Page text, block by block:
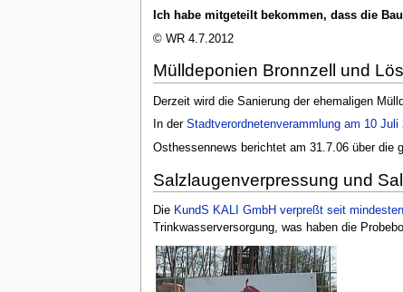
Ich habe mitgeteilt bekommen, dass die
© WR 4.7.2012
Mülldeponien Bronnzell und
Derzeit wird die Sanierung der ehemaligen
In der Stadtverordnetenverammlung am 10 Juli
Osthessennews berichtet am 31.7.06 über die
Salzlaugenverpressung und
Die KundS KALI GmbH verpreßt seit
Trinkwasserversorgung, was haben die